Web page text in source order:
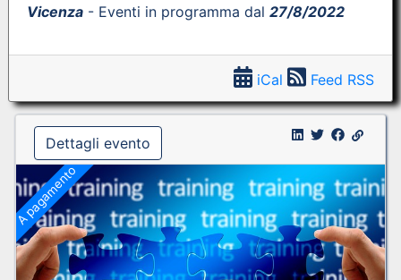
Vicenza - Eventi in programma dal 27/8/2022
iCal Feed RSS
Dettagli evento
A pagamento